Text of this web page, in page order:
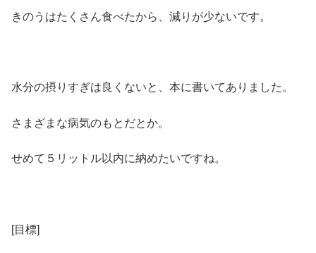
きのうはたくさん食べたから、減りが少ないです。
水分の摂りすぎは良くないと、本に書いてありました。
さまざまな病気のもとだとか。
せめて５リットル以内に納めたいですね。
[目標]